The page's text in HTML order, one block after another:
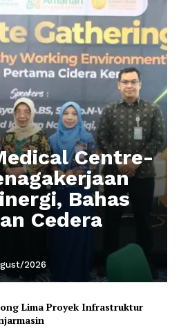
Centre-
Bahas
Cedera
2026
Lima Proyek Infrastruktur